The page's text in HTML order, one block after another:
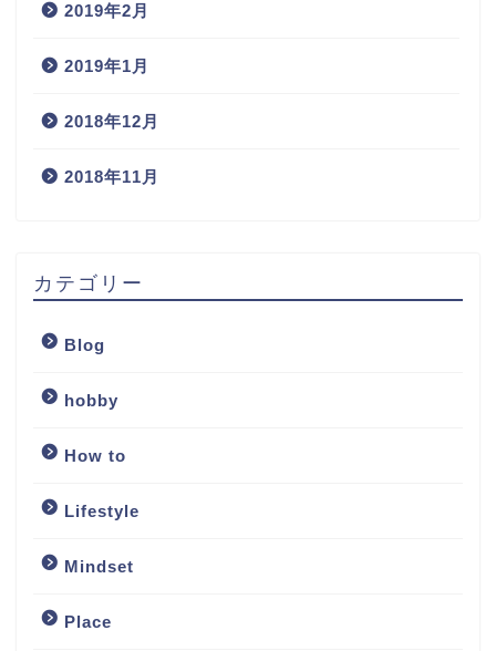
2019年2月
2019年1月
2018年12月
2018年11月
カテゴリー
Blog
hobby
How to
Lifestyle
Mindset
Place